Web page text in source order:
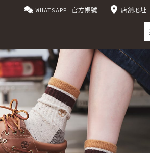
WHATSAPP 官方帳號 店舖地址